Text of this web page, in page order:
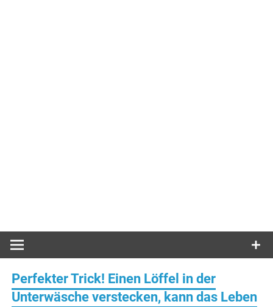
Perfekter Trick! Einen Löffel in der
Unterwäsche verstecken, kann das Leben